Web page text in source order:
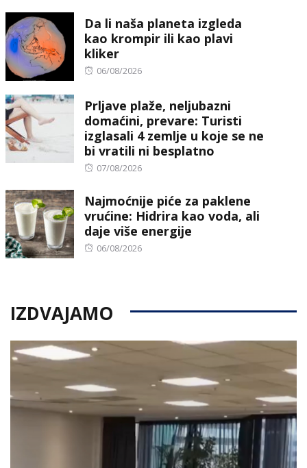
Da li naša planeta izgleda
kao krompir ili kao plavi
kliker
Posted
06/08/2026
Prljave plaže, neljubazni
domaćini, prevare: Turisti
izglasali 4 zemlje u koje se ne
bi vratili ni besplatno
Posted
07/08/2026
Najmoćnije piće za paklene
vrućine: Hidrira kao voda, ali
daje više energije
Posted
06/08/2026
IZDVAJAMO